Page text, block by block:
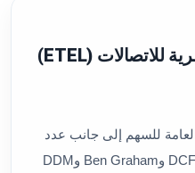
القيمة العادلة لسهم المصرية للاتصالات (ETEL)
للسهم إلى جانب عدد
من نماذج التقييم المختلفة، مثل DCF وBen Graham وDDM